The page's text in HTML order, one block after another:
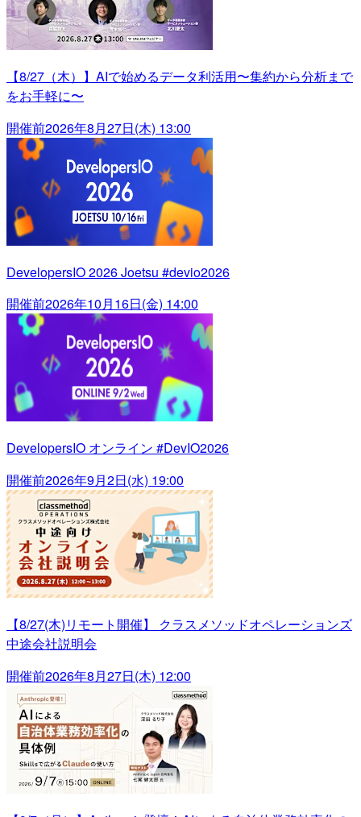
【8/27（木）】AIで始めるデータ利活用〜集約から分析まで
をお手軽に〜
開催前2026年8月27日(木) 13:00
DevelopersIO 2026 Joetsu #devio2026
開催前2026年10月16日(金) 14:00
DevelopersIO オンライン #DevIO2026
開催前2026年9月2日(水) 19:00
【8/27(木)リモート開催】 クラスメソッドオペレーションズ
中途会社説明会
開催前2026年8月27日(木) 12:00